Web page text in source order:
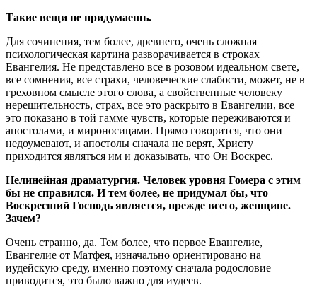
Такие вещи не придумаешь.
Для сочинения, тем более, древнего, очень сложная
психологическая картина разворачивается в строках
Евангелия. Не представлено все в розовом идеальном свете,
все сомнения, все страхи, человеческие слабости, может, не в
греховном смысле этого слова, а свойственные человеку
нерешительность, страх, все это раскрыто в Евангелии, все
это показано в той гамме чувств, которые переживаются и
апостолами, и мироносицами. Прямо говорится, что они
недоумевают, и апостолы сначала не верят, Христу
приходится являться им и доказывать, что Он Воскрес.
Нелинейная драматургия. Человек уровня Гомера с этим
бы не справился. И тем более, не придумал бы, что
Воскресший Господь является, прежде всего, женщине.
Зачем?
Очень странно, да. Тем более, что первое Евангелие,
Евангелие от Матфея, изначально ориентировано на
иудейскую среду, именно поэтому сначала родословие
приводится, это было важно для иудеев.